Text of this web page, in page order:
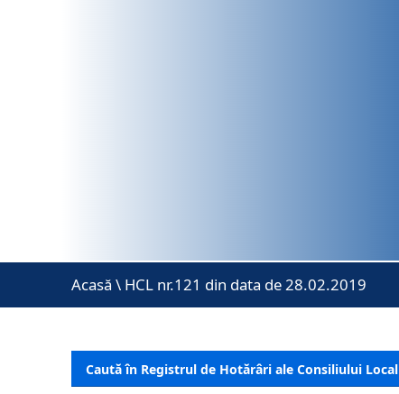
Acasă \ HCL nr.121 din data de 28.02.2019
Caută în Registrul de Hotărâri ale Consiliului Local